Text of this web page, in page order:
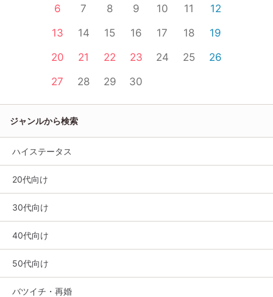
6
7 8 9 10 11
12
13
14 15 16 17 18
19
20
21 22 23 24 25
26
27
28 29 30
ジャンルから検索
ハイステータス
20代向け
30代向け
40代向け
50代向け
バツイチ・再婚